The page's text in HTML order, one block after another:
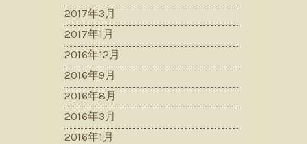
2017年3月
2017年1月
2016年12月
2016年9月
2016年8月
2016年3月
2016年1月